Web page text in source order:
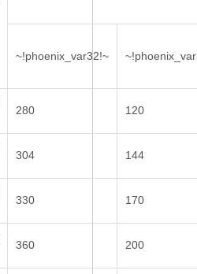
~!phoenix_var32!~
280 120
304 144
330 170
360 200